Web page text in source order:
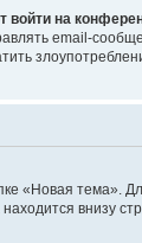
войти на
email-
«Новая тема».
внизу